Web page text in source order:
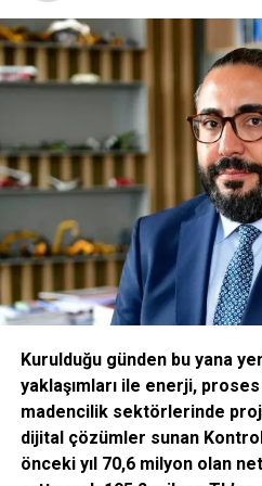
saha çalışmalarına doğrudan
kadar sağlanacak olan hibe
malzeme alımına ve diğer
geçirmelerine, alanında uzman
verilecek eğitimin yanında bire
gerçekleştirmelerine imkan
çatısı altında bulunan Eksim
fırsatı yakalayabilecek
ekosistemine dahil olabilecek.
“Türkiye girişimcilik
önemsiyoruz”
Eksim Pulse ile birlikte
gelişiminin tamamlanması,
ölçekte iş yapabilmesinin
Elektrik ve Eksim Holding ile
işbirliklerinin geliştirilmesi
Kurulduğu günden bu yana
yaklaşımları ile enerji,
madencilik sektörlerinde
dijital çözümler sunan
önceki yıl 70,6 milyon olan